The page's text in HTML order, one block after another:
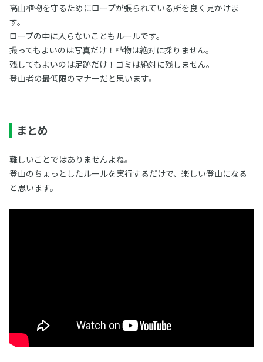
高山植物を守るためにロープが張られている所を良く見かけま
す。
ロープの中に入らないこともルールです。
撮ってもよいのは写真だけ！植物は絶対に採りません。
残してもよいのは足跡だけ！ゴミは絶対に残しません。
登山者の最低限のマナーだと思います。
まとめ
難しいことではありませんよね。
登山のちょっとしたルールを実行するだけで、楽しい登山になる
と思います。